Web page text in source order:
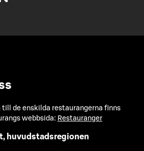
de enskilda restaurangerna finns
webbsida: Restauranger
huvudstadsregionen